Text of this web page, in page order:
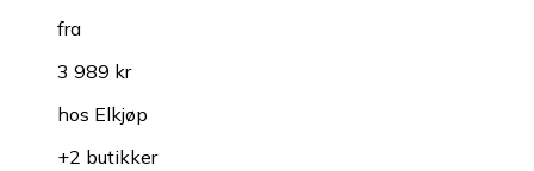
fra
3 989 kr
hos Elkjøp
+2 butikker